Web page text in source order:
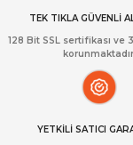
TEK TIKLA GÜVENLİ
128 Bit SSL sertifikası ve
YETKİLİ SATICI